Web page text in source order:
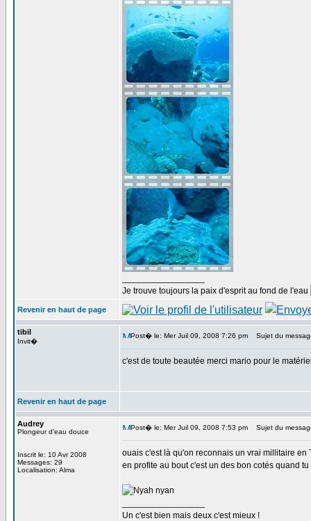
Je trouve toujours la paix d'esprit au fond de l'eau
Revenir en haut de page
tibil
Invit�
Post� le: Mer Juil 09, 2008 7:26 pm Sujet du
c'est de toute beautée merci mario pour le
Revenir en haut de page
Audrey
Plongeur d'eau douce
Inscrit le: 10 Avr 2008
Messages: 29
Localisation: Alma
Post� le: Mer Juil 09, 2008 7:53 pm Sujet du
ouais c'est là qu'on reconnais un vrai millitaire en
en profite au bout c'est un des bon cotés quand
Un c'est bien mais deux c'est mieux !